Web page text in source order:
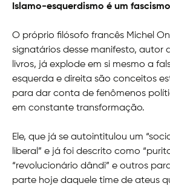
Islamo-esquerdismo é um fascismo
O próprio filósofo francês Michel
signatários desse manifesto, autor
livros, já explode em si mesmo a
esquerda e direita são conceitos
para dar conta de fenômenos
em constante transformação.
Ele, que já se autointitulou um
liberal” e já foi descrito como
“revolucionário dândi” e outros
parte hoje daquele time de ateus